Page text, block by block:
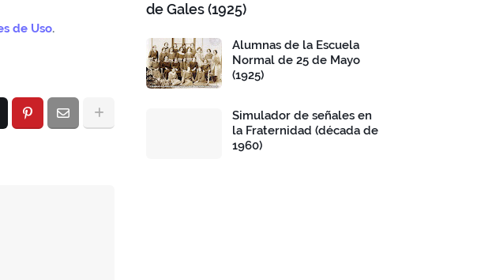
de Uso.
de Gales (1925)
Alumnas de la Escuela
Normal de 25 de Mayo
(1925)
Simulador de señales en
la Fraternidad (década de
1960)